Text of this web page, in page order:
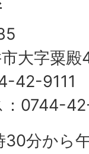
大字粟
42-9111
：0744-
30分から